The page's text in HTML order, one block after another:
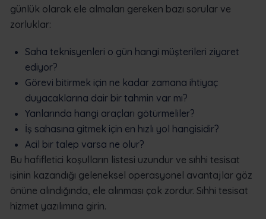
günlük olarak ele almaları gereken bazı sorular ve
zorluklar:
Saha teknisyenleri o gün hangi müşterileri ziyaret
ediyor?
Görevi bitirmek için ne kadar zamana ihtiyaç
duyacaklarına dair bir tahmin var mı?
Yanlarında hangi araçları götürmeliler?
İş sahasına gitmek için en hızlı yol hangisidir?
Acil bir talep varsa ne olur?
Bu hafifletici koşulların listesi uzundur ve sıhhi tesisat
işinin kazandığı geleneksel operasyonel avantajlar göz
önüne alındığında, ele alınması çok zordur. Sıhhi tesisat
hizmet yazılımına girin.